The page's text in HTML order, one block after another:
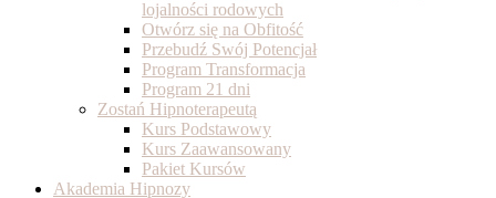
lojalności rodowych
Otwórz się na Obfitość
Przebudź Swój Potencjał
Program Transformacja
Program 21 dni
Zostań Hipnoterapeutą
Kurs Podstawowy
Kurs Zaawansowany
Pakiet Kursów
Akademia Hipnozy